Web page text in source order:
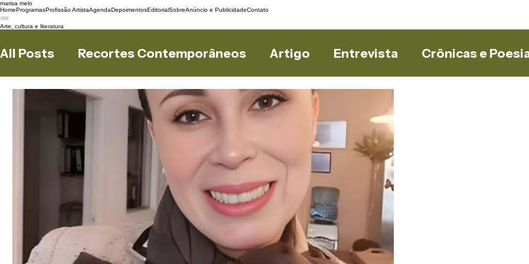
marisa melo
HomeProgramasProfissão ArtistaAgendaDepoimentosEditorialSobreAnúncio e PublicidadeContato
Arte, cultura e literatura
All Posts Recortes Contemporâneos Artigo Entrevista Crônicas e